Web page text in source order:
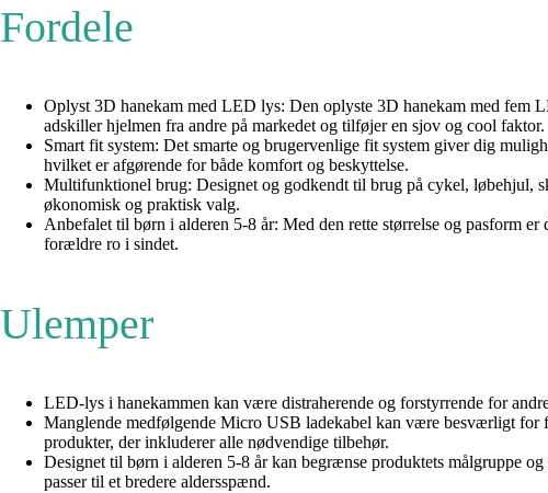
Fordele
Oplyst 3D hanekam med LED lys: Den oplyste 3D hanekam med fem
adskiller hjelmen fra andre på markedet og tilføjer en sjov og cool faktor.
Smart fit system: Det smarte og brugervenlige fit system giver dig
hvilket er afgørende for både komfort og beskyttelse.
Multifunktionel brug: Designet og godkendt til brug på cykel, løbehjul,
økonomisk og praktisk valg.
Anbefalet til børn i alderen 5-8 år: Med den rette størrelse og pasform
forældre ro i sindet.
Ulemper
LED-lys i hanekammen kan være distraherende og forstyrrende for
Manglende medfølgende Micro USB ladekabel kan være besværligt for
produkter, der inkluderer alle nødvendige tilbehør.
Designet til børn i alderen 5-8 år kan begrænse produktets målgruppe
passer til et bredere aldersspænd.